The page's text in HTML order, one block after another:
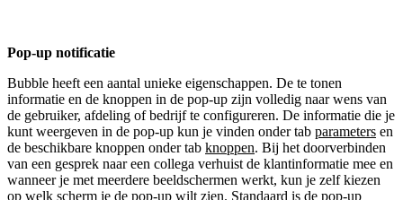
Pop-up notificatie
Bubble heeft een aantal unieke eigenschappen. De te tonen
informatie en de knoppen in de pop-up zijn volledig naar wens van
de gebruiker, afdeling of bedrijf te configureren. De informatie die je
kunt weergeven in de pop-up kun je vinden onder tab parameters en
de beschikbare knoppen onder tab knoppen. Bij het doorverbinden
van een gesprek naar een collega verhuist de klantinformatie mee en
wanneer je met meerdere beeldschermen werkt, kun je zelf kiezen
op welk scherm je de pop-up wilt zien. Standaard is de pop-up